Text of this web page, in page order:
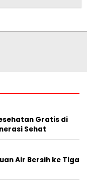
Gratis di
Sehat
Air Bersih ke Tiga